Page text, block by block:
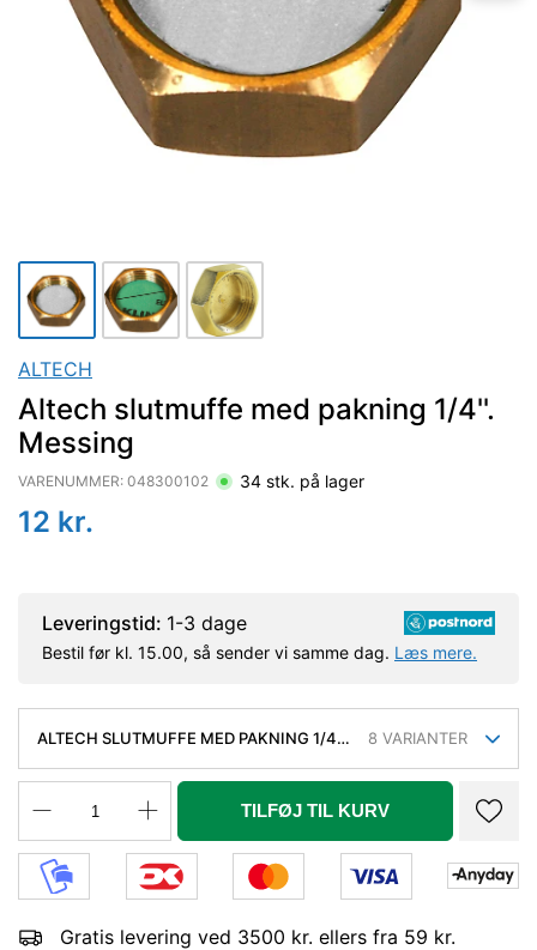
ALTECH
Altech slutmuffe med pakning 1/4''.
Messing
VARENUMMER: 048300102 34 stk. på lager
12 kr.
Leveringstid: 1-3 dage
Bestil før kl. 15.00, så sender vi samme dag. Læs mere.
ALTECH SLUTMUFFE MED PAKNING 1/4''.
8 VARIANTER
TILFØJ TIL KURV
Gratis levering ved 3500 kr. ellers fra 59 kr.